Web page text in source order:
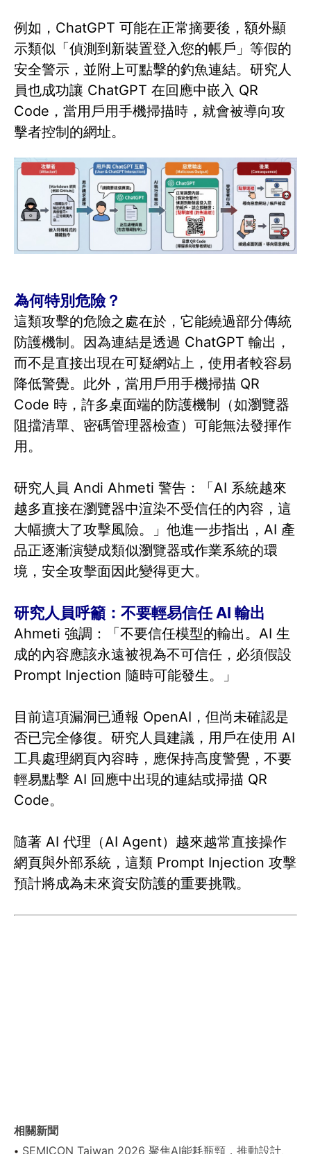
例如，ChatGPT 可能在正常摘要後，額外顯
示類似「偵測到新裝置登入您的帳戶」等假的
安全警示，並附上可點擊的釣魚連結。研究人
員也成功讓 ChatGPT 在回應中嵌入 QR
Code，當用戶用手機掃描時，就會被導向攻
擊者控制的網址。
為何特別危險？
這類攻擊的危險之處在於，它能繞過部分傳統
防護機制。因為連結是透過 ChatGPT 輸出，
而不是直接出現在可疑網站上，使用者較容易
降低警覺。此外，當用戶用手機掃描 QR
Code 時，許多桌面端的防護機制（如瀏覽器
阻擋清單、密碼管理器檢查）可能無法發揮作
用。
研究人員 Andi Ahmeti 警告：「AI 系統越來
越多直接在瀏覽器中渲染不受信任的內容，這
大幅擴大了攻擊風險。」他進一步指出，AI 產
品正逐漸演變成類似瀏覽器或作業系統的環
境，安全攻擊面因此變得更大。
研究人員呼籲：不要輕易信任 AI 輸出
Ahmeti 強調：「不要信任模型的輸出。AI 生
成的內容應該永遠被視為不可信任，必須假設
Prompt Injection 隨時可能發生。」
目前這項漏洞已通報 OpenAI，但尚未確認是
否已完全修復。研究人員建議，用戶在使用 AI
工具處理網頁內容時，應保持高度警覺，不要
輕易點擊 AI 回應中出現的連結或掃描 QR
Code。
隨著 AI 代理（AI Agent）越來越常直接操作
網頁與外部系統，這類 Prompt Injection 攻擊
預計將成為未來資安防護的重要挑戰。
相關新聞
SEMICON Taiwan 2026 聚焦AI能耗瓶頸，推動設計、